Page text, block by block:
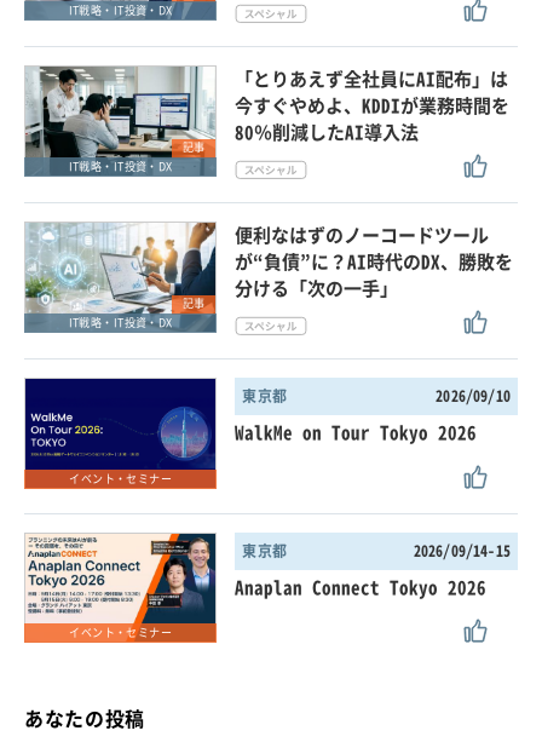
IT戦略・IT投資・DX
記事
IT戦略・IT投資・DX
「とりあえず全社員にAI配布」は
今すぐやめよ、KDDIが業務時間を
80％削減したAI導入法
記事
IT戦略・IT投資・DX
便利なはずのノーコードツール
が“負債”に？AI時代のDX、勝敗を
分ける「次の一手」
イベント・セミナー
東京都 2026/09/10
WalkMe on Tour Tokyo 2026
イベント・セミナー
東京都 2026/09/14-15
Anaplan Connect Tokyo 2026
あなたの投稿